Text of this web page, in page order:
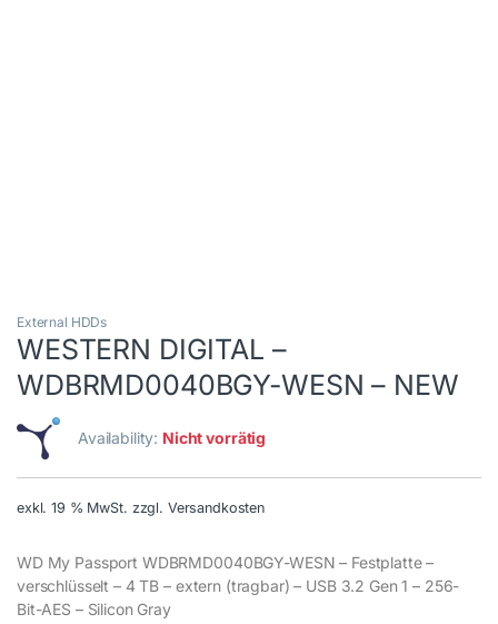
External HDDs
WESTERN DIGITAL –
WDBRMD0040BGY-WESN – NEW
Availability: Nicht vorrätig
exkl. 19 % MwSt. zzgl. Versandkosten
WD My Passport WDBRMD0040BGY-WESN – Festplatte –
verschlüsselt – 4 TB – extern (tragbar) – USB 3.2 Gen 1 – 256-
Bit-AES – Silicon Gray